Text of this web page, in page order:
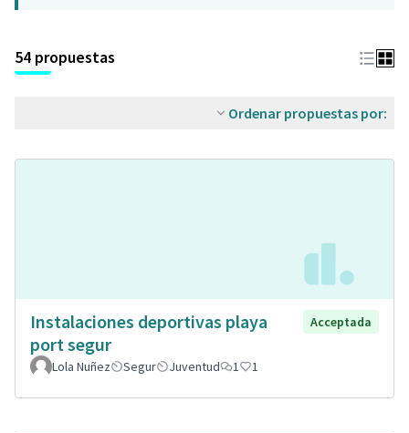
54 propuestas
Ordenar propuestas por:
Instalaciones deportivas playa
port segur
Acceptada
Lola Nuñez Segur Juventud 1 1